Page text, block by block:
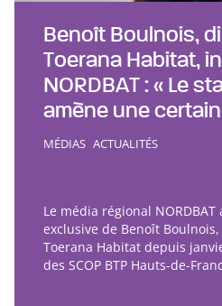
Benoît Boulnois,
Toerana Habitat,
NORDBAT : « Le
amène une
MÉDIAS ACTUALITÉS
Le média régional
exclusive de Benoît
Toerana Habitat depuis
des SCOP BTP Hauts-de-